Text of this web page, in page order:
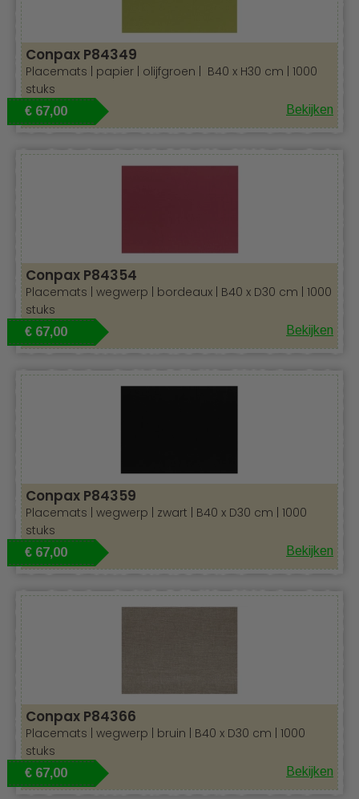
Conpax P84349
Placemats | papier | olijfgroen | B40 x H30 cm | 1000
stuks
€ 67,00 Bekijken
Conpax P84354
Placemats | wegwerp | bordeaux | B40 x D30 cm | 1000
stuks
€ 67,00 Bekijken
Conpax P84359
Placemats | wegwerp | zwart | B40 x D30 cm | 1000
stuks
€ 67,00 Bekijken
Conpax P84366
Placemats | wegwerp | bruin | B40 x D30 cm | 1000
stuks
€ 67,00 Bekijken